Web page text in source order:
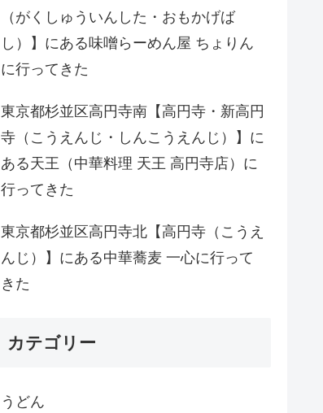
（がくしゅういんした・おもかげば
し）】にある味噌らーめん屋 ちょりん
に行ってきた
東京都杉並区高円寺南【高円寺・新高円
寺（こうえんじ・しんこうえんじ）】に
ある天王（中華料理 天王 高円寺店）に
行ってきた
東京都杉並区高円寺北【高円寺（こうえ
んじ）】にある中華蕎麦 一心に行って
きた
カテゴリー
うどん